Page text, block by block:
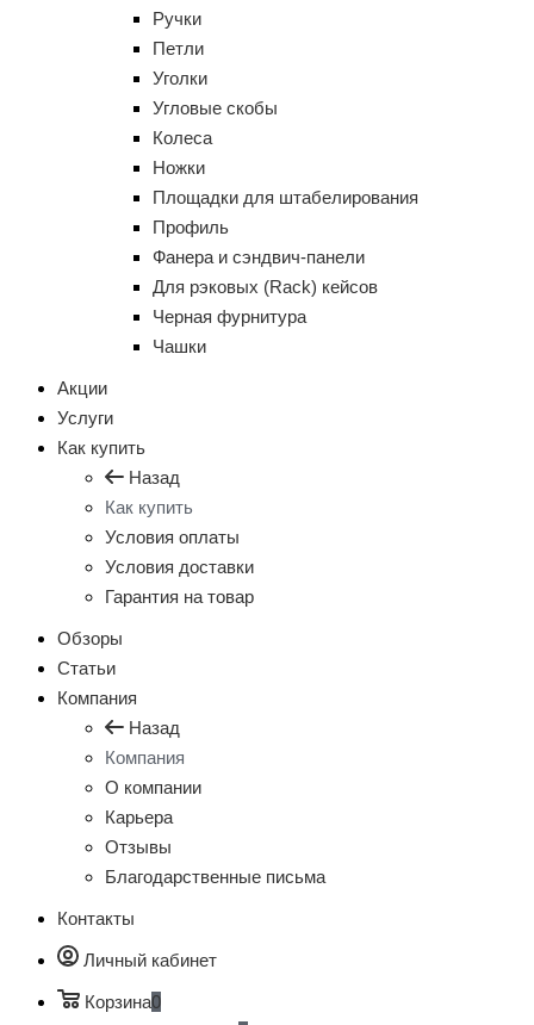
Ручки
Петли
Уголки
Угловые скобы
Колеса
Ножки
Площадки для штабелирования
Профиль
Фанера и сэндвич-панели
Для рэковых (Rack) кейсов
Черная фурнитура
Чашки
Акции
Услуги
Как купить
Назад
Как купить
Условия оплаты
Условия доставки
Гарантия на товар
Обзоры
Статьи
Компания
Назад
Компания
О компании
Карьера
Отзывы
Благодарственные письма
Контакты
Личный кабинет
Корзина0